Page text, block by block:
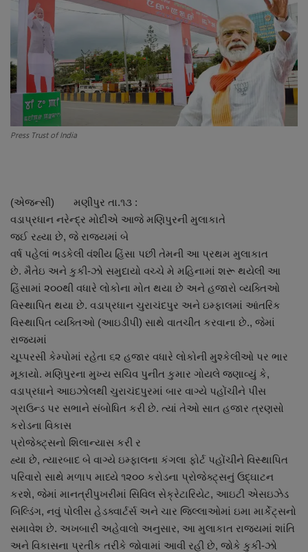
About Author
Contact
Dipotsav Special
આંતરરાષ્ટ્રીય
જુનાગઢ
Support US
બજારના સમાચાર
નાણાંકીય સમાચાર
સ્થાનિક સમાચાર
સ્પોર્ટ્સ
રાશિફળ
ગુનાખોરી
બોલિવૂડ
સ્વાસ્થ્ય
Press Trust of India
(એજન્સી) મણીપુર તા.૧૩ :
વડાપ્રધાન નરેન્દ્ર મોદીએ આજે મણિપુરની મુલાકાતે
જઈ રહ્યા છે, જે રાજ્યમાં બે
વર્ષ પહેલાં ભડકેલી વંશીય હિંસા પછી તેમની આ પ્રથમ મુલાકાત
છે. મૈતેઇ અને કુકી-ઝો સમુદાયો વચ્ચે મે મહિનામાં શરૂ થયેલી આ
હિંસામાં ૨૦૦થી વધારે લોકોના મોત થયા છે અને હજારો વ્યક્તિઓ
વિસ્થાપિત થયા છે. વડાપ્રધાન ચુરાચંદપુર અને ઇમ્ફાલમાં આંતરિક
વિસ્થાપિત વ્યક્તિઓ (આઇડીપી) સાથે વાતચીત કરવાના છે., જેમાં
રાજ્યમાં
ચૂપ્પરસી કેમ્પોમાં રહેતા ૬૨ હજાર વધારે લોકોની મુશ્કેલીઓ પર ભાર
મૂકાયો. મણિપુરના મુખ્ય સચિવ પુનીત કુમાર ગોયલે જણાવ્યું કે,
વડાપ્રધાને આઇઝોલથી ચુરાચંદપુરમાં બાર વાગ્યે પહોંચીને પીસ
ગ્રાઉન્ડ પર સભાને સંબોધિત કરી છે. ત્યાં તેઓ સાત હજાર ત્રણસો
કરોડના વિકાસ
પ્રોજેક્ટ્સનો શિલાન્યાસ કરી ર
હ્યા છે, ત્યારબાદ બે વાગ્યે ઇમ્ફાલના કંગલા ફોર્ટ પહોંચીને વિસ્થાપિત
પરિવારો સાથે મળાપ માધ્યે ૧૨૦૦ કરોડના પ્રોજેક્ટ્સનું ઉદ્ઘાટન
કરશે, જેમાં માનત્રીપુખરીમાં સિવિલ સેક્રેટારિયેટ, આઇટી એસઇઝેડ
બિલ્ડિંગ, નવું પોલીસ હેડક્વાર્ટર્સ અને ચાર જિલ્લાઓમાં ઇમા માર્કેટ્સનો
સમાવેશ છે. અખબારી અહેવાલો અનુસાર, આ મુલાકાત રાજ્યમાં શાંતિ
અને વિકાસના પ્રતીક તરીકે જોવામાં આવી રહી છે, જોકે કુકી-ઝો